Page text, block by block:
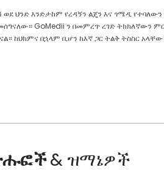
ወደ ህንድ እንድታከም የረዳኝን ልጄን እና ጎሜዲ
GoMedii ን በመምረጥ ረገድ ትክክለኛውን
ከህክምና በኋላም ቢሆን ከእኛ ጋር ትልቅ ትስስር
& ዝማኔዎች